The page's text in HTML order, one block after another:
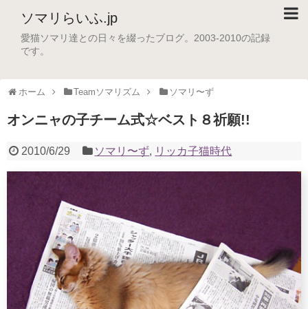
ソマリらいふ.jp
愛猫ソマリ達との日々を綴ったブログ。2003-2010の記録
です。
ホーム Teamソマリズム ソマリ〜ず
オンニャの子チーム式☆ベスト８祈願!!
2010/6/29 ソマリ〜ず, リッカ子猫時代